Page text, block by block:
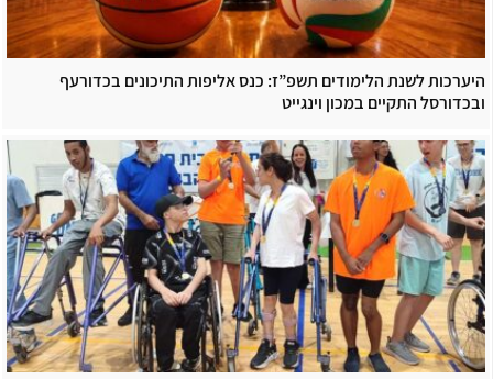
היערכות לשנת הלימודים תשפ”ז: כנס אליפות התיכונים בכדורעף
ובכדורסל התקיים במכון וינגייט